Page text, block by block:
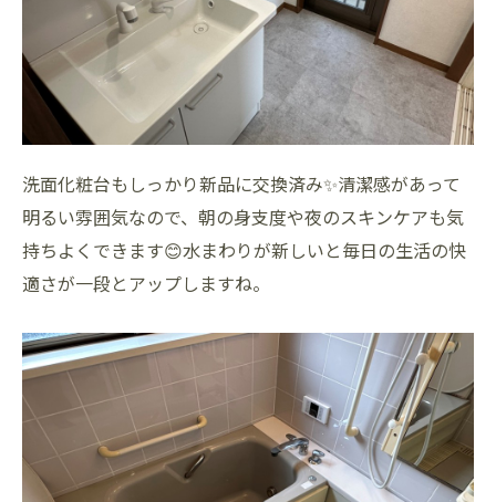
洗面化粧台もしっかり新品に交換済み✨清潔感があって
明るい雰囲気なので、朝の身支度や夜のスキンケアも気
持ちよくできます😊水まわりが新しいと毎日の生活の快
適さが一段とアップしますね。